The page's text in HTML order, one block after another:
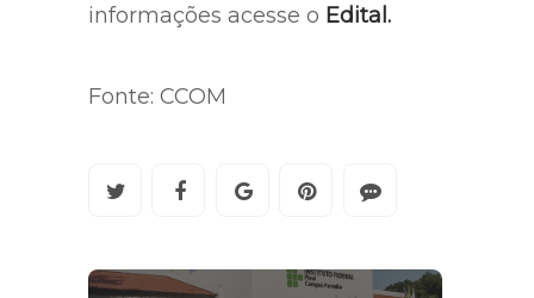
informações acesse o Edital.
Fonte: CCOM